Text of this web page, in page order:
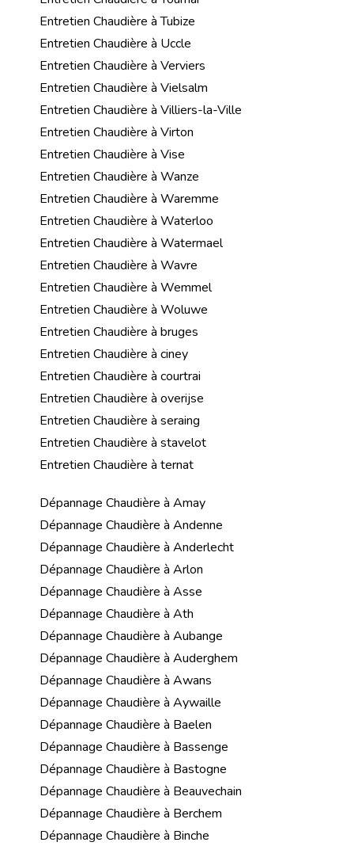
Entretien Chaudière à Tubize
Entretien Chaudière à Uccle
Entretien Chaudière à Verviers
Entretien Chaudière à Vielsalm
Entretien Chaudière à Villiers-la-Ville
Entretien Chaudière à Virton
Entretien Chaudière à Vise
Entretien Chaudière à Wanze
Entretien Chaudière à Waremme
Entretien Chaudière à Waterloo
Entretien Chaudière à Watermael
Entretien Chaudière à Wavre
Entretien Chaudière à Wemmel
Entretien Chaudière à Woluwe
Entretien Chaudière à bruges
Entretien Chaudière à ciney
Entretien Chaudière à courtrai
Entretien Chaudière à overijse
Entretien Chaudière à seraing
Entretien Chaudière à stavelot
Entretien Chaudière à ternat
Dépannage Chaudière à Amay
Dépannage Chaudière à Andenne
Dépannage Chaudière à Anderlecht
Dépannage Chaudière à Arlon
Dépannage Chaudière à Asse
Dépannage Chaudière à Ath
Dépannage Chaudière à Aubange
Dépannage Chaudière à Auderghem
Dépannage Chaudière à Awans
Dépannage Chaudière à Aywaille
Dépannage Chaudière à Baelen
Dépannage Chaudière à Bassenge
Dépannage Chaudière à Bastogne
Dépannage Chaudière à Beauvechain
Dépannage Chaudière à Berchem
Dépannage Chaudière à Binche